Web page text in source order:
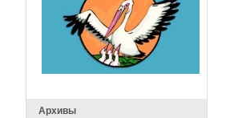
Архивы